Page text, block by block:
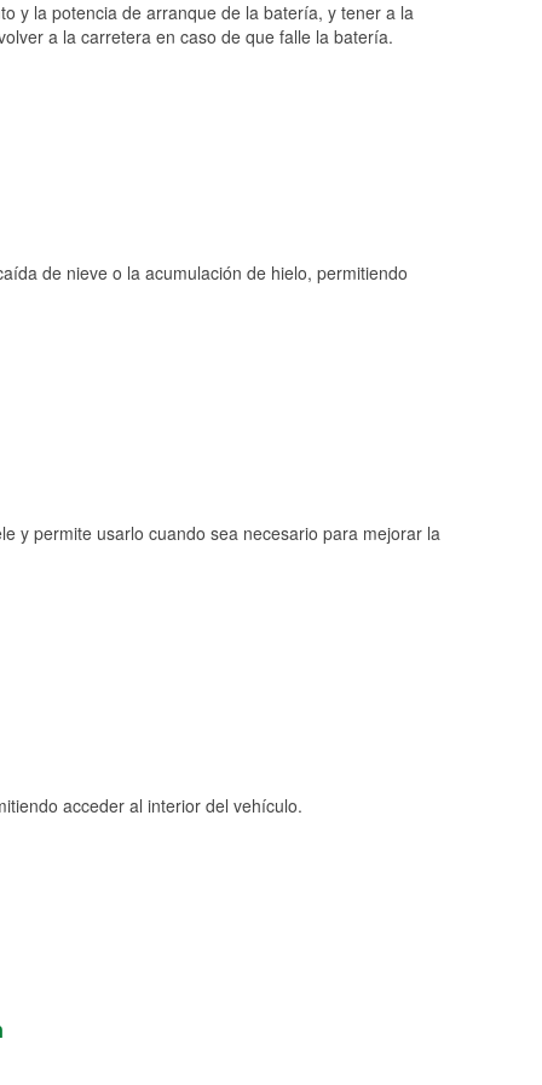
y la potencia de arranque de la batería, y tener a la
a la carretera en caso de que falle la batería.
de nieve o la acumulación de hielo, permitiendo
y permite usarlo cuando sea necesario para mejorar la
acceder al interior del vehículo.